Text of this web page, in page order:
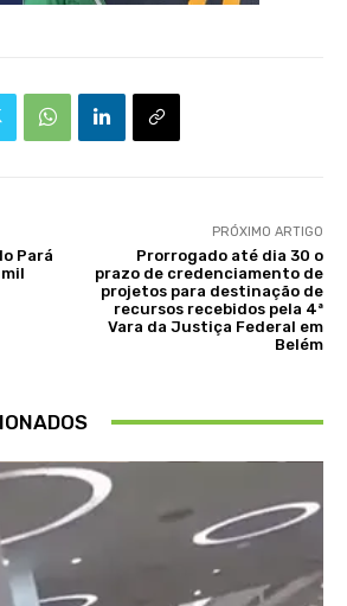
Pará
PRÓXIMO ARTIGO
Prorrogado até dia 30 o
prazo de credenciamento de
projetos para destinação de
recursos recebidos pela 4ª
Vara da Justiça Federal em
Belém